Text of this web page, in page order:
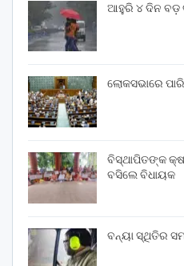
ଆହୁରି ୪ ଦିନ ବଡ଼
ଲୋକସଭାରେ
ବିସ୍ଥାପିତଙ୍କ
ବସିଲେ ବିଧାୟକ
ବନ୍ୟା ସ୍ଥିତିର